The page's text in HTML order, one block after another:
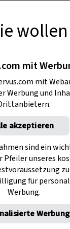
–
Tirols:
TV On
mit
mit
Werbung und
akzeptieren
sind ein
unseres
für
Werbung.
Werbung